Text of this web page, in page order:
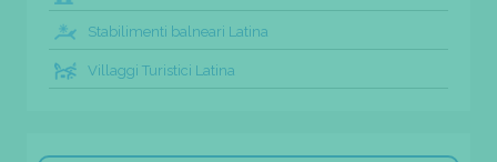
Stabilimenti balneari Latina
Villaggi Turistici Latina